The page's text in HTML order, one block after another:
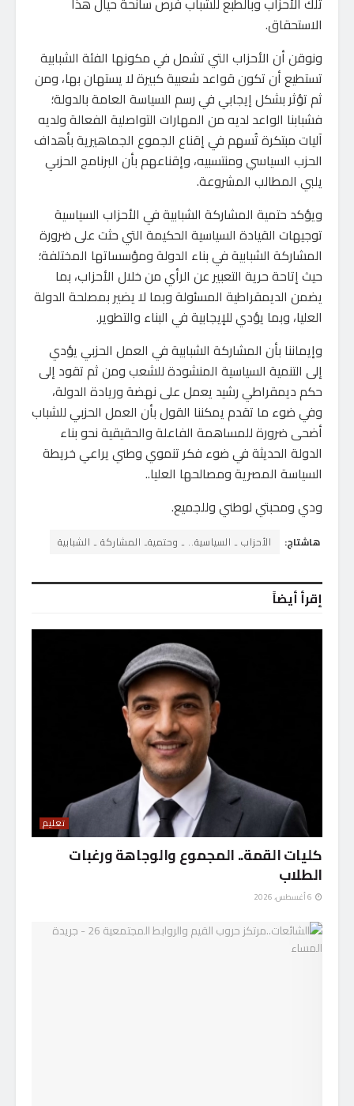
الاستحقاق.
ونوقن أن الأحزاب التي تشمل في مكونها الفئة الشبابية
تستطيع أن تكون قواعد شعبية كبيرة لا يستهان بها، ومن
ثم تؤثر بشكل إيجابي في رسم السياسة العامة بالدولة؛
فشبابنا الواعد لديه من المهارات التواصلية الفعالة ولديه
آليات مبتكرة تُسهم في إقناع الجموع الجماهيرية بأهداف
الحزب السياسي ومنتسبيه، وإقناعهم بأن البرنامج الحزبي
يلبي المطالب المشروعة.
ويؤكد حتمية المشاركة الشبابية في الأحزاب السياسية
توجيهات القيادة السياسية الحكيمة التي حثت على ضرورة
المشاركة الشبابية في بناء الدولة ومؤسساتها المختلفة؛
حيث إتاحة حرية التعبير عن الرأي من خلال الأحزاب، بما
يضمن الديمقراطية المسئولة وبما لا يضير بمصلحة الدولة
العليا، وبما يؤدي للإيجابية في البناء والتطوير.
وإيماننا بأن المشاركة الشبابية في العمل الحزبي يؤدي
إلى التنمية السياسية المنشودة للشعب ومن ثم تقود إلى
حكم ديمقراطي رشيد يعمل على نهضة وريادة الدولة،
وفي ضوء ما تقدم يمكننا القول بأن العمل الحزبي للشباب
أضحى ضرورة للمساهمة الفاعلة والحقيقية نحو بناء
الدولة الحديثة في ضوء فكر تنموي وطني يراعي خريطة
السياسة المصرية ومصالحها العليا..
ودي ومحبتي لوطني وللجميع.
هاشتاج: الأحزاب ـ السياسية.. ـ وحتميةـ المشاركة ـ الشبابية
إقرأ أيضاً
تعليم
كليات القمة.. المجموع والوجاهة ورغبات
الطلاب